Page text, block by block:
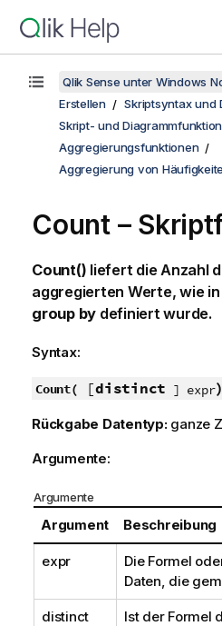
Qlik Sense unter Windows
Erstellen
Skriptsyntax und
Skript- und
Aggregierungsfunktionen
Aggregierung von
Count –
Count() liefert die Anzahl
aggregierten Werte, wie
group by definiert wurde.
Syntax:
Count( [distinct ] expr)
Rückgabe Datentyp: ganze
Argumente:
Argumente
Argument Beschreibung
expr
Die Formel
Daten, die
distinct Ist der Formel